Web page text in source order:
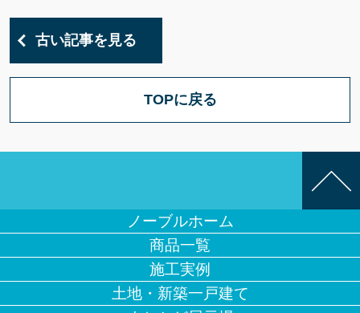
古い記事を見る
TOPに戻る
ノーブルホーム
商品一覧
施工実例
土地・新築一戸建て